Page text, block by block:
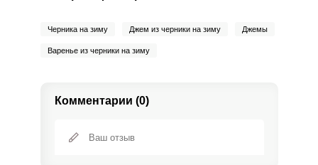
Черника на зиму Джем из черники на зиму Джемы
Варенье из черники на зиму
Комментарии (0)